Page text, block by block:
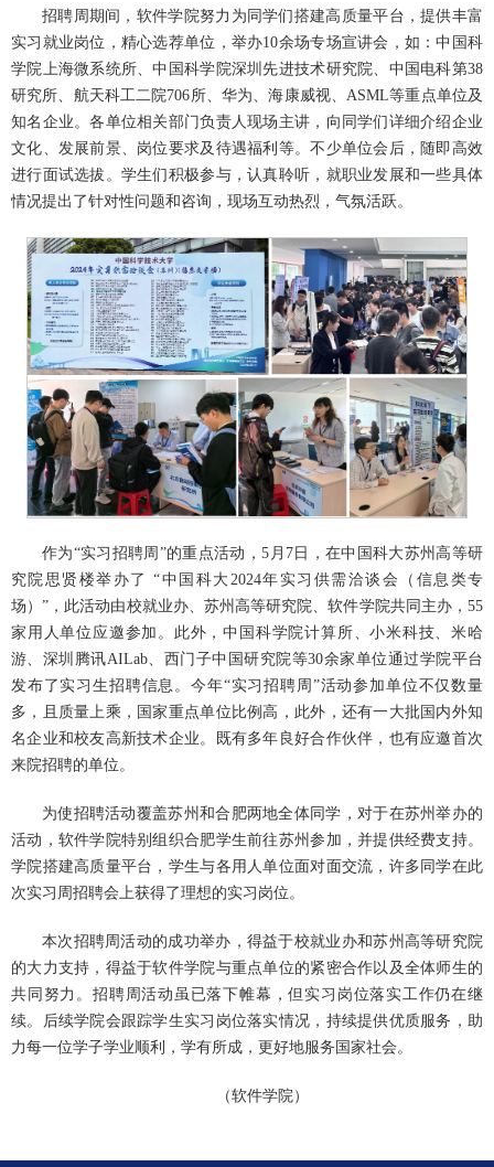
招聘周期间，软件学院努力为同学们搭建高质量平台，提供丰富
实习就业岗位，精心选荐单位，举办10余场专场宣讲会，如：中国科
学院上海微系统所、中国科学院深圳先进技术研究院、中国电科第38
研究所、航天科工二院706所、华为、海康威视、ASML等重点单位及
知名企业。各单位相关部门负责人现场主讲，向同学们详细介绍企业
文化、发展前景、岗位要求及待遇福利等。不少单位会后，随即高效
进行面试选拔。学生们积极参与，认真聆听，就职业发展和一些具体
情况提出了针对性问题和咨询，现场互动热烈，气氛活跃。
作为“实习招聘周”的重点活动，5月7日，在中国科大苏州高等研
究院思贤楼举办了 “中国科大2024年实习供需洽谈会（信息类专
场）”，此活动由校就业办、苏州高等研究院、软件学院共同主办，55
家用人单位应邀参加。此外，中国科学院计算所、小米科技、米哈
游、深圳腾讯AILab、西门子中国研究院等30余家单位通过学院平台
发布了实习生招聘信息。今年“实习招聘周”活动参加单位不仅数量
多，且质量上乘，国家重点单位比例高，此外，还有一大批国内外知
名企业和校友高新技术企业。既有多年良好合作伙伴，也有应邀首次
来院招聘的单位。
为使招聘活动覆盖苏州和合肥两地全体同学，对于在苏州举办的
活动，软件学院特别组织合肥学生前往苏州参加，并提供经费支持。
学院搭建高质量平台，学生与各用人单位面对面交流，许多同学在此
次实习周招聘会上获得了理想的实习岗位。
本次招聘周活动的成功举办，得益于校就业办和苏州高等研究院
的大力支持，得益于软件学院与重点单位的紧密合作以及全体师生的
共同努力。招聘周活动虽已落下帷幕，但实习岗位落实工作仍在继
续。后续学院会跟踪学生实习岗位落实情况，持续提供优质服务，助
力每一位学子学业顺利，学有所成，更好地服务国家社会。
（软件学院）